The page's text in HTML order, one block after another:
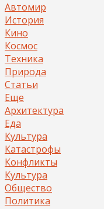
Автомир
История
Кино
Космос
Техника
Природа
Статьи
Еще
Архитектура
Еда
Культура
Катастрофы
Конфликты
Культура
Общество
Политика